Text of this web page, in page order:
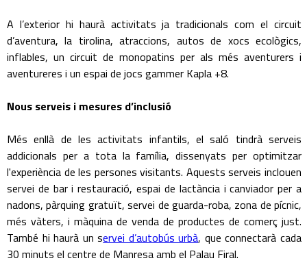
A l’exterior hi haurà activitats ja tradicionals com el circuit
d’aventura, la tirolina, atraccions, autos de xocs ecològics,
inflables, un circuit de monopatins per als més aventurers i
aventureres i un espai de jocs gammer Kapla +8.
Nous serveis i mesures d’inclusió
Més enllà de les activitats infantils, el saló tindrà serveis
addicionals per a tota la família, dissenyats per optimitzar
l'experiència de les persones visitants. Aquests serveis inclouen
servei de bar i restauració, espai de lactància i canviador per a
nadons, pàrquing gratuït, servei de guarda-roba, zona de pícnic,
més vàters, i màquina de venda de productes de comerç just.
També hi haurà un servei d’autobús urbà, que connectarà cada
30 minuts el centre de Manresa amb el Palau Firal.